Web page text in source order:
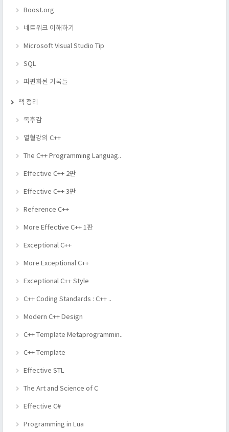
Boost.org
네트워크 이해하기
Microsoft Visual Studio Tip
SQL
파편화된 기록들
책 정리
독후감
열혈강의 C++
The C++ Programming Languag..
Effective C++ 2판
Effective C++ 3판
Reference C++
More Effective C++ 1판
Exceptional C++
More Exceptional C++
Exceptional C++ Style
C++ Coding Standards : C++ ..
Modern C++ Design
C++ Template Metaprogrammin..
C++ Template
Effective STL
The Art and Science of C
Effective C#
Programming in Lua